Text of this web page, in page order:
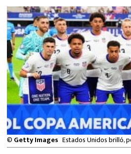
MEXICANOS EN EL EXTRANJERO
FUTBOL ESTUFA
FÓRMULA 1
BOXEO
LIGA MX
NFL
© Getty Images Estados Unidos brilló,